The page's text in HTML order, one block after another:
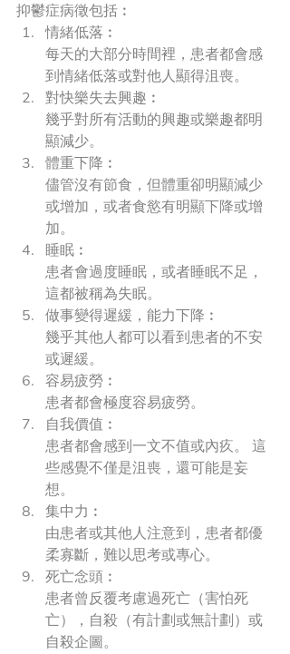
抑鬱症病徵包括︰
情緒低落︰
每天的大部分時間裡，患者都會感
到情緒低落或對他人顯得沮喪。
對快樂失去興趣︰
幾乎對所有活動的興趣或樂趣都明
顯減少。
體重下降︰
儘管沒有節食，但體重卻明顯減少
或增加，或者食慾有明顯下降或增
加。
睡眠︰
患者會過度睡眠，或者睡眠不足，
這都被稱為失眠。
做事變得遲緩，能力下降︰
幾乎其他人都可以看到患者的不安
或遲緩。
容易疲勞︰
患者都會極度容易疲勞。
自我價值︰
患者都會感到一文不值或內疚。 這
些感覺不僅是沮喪，還可能是妄
想。
集中力︰
由患者或其他人注意到，患者都優
柔寡斷，難以思考或專心。
死亡念頭︰
患者曾反覆考慮過死亡（害怕死
亡），自殺（有計劃或無計劃）或
自殺企圖。